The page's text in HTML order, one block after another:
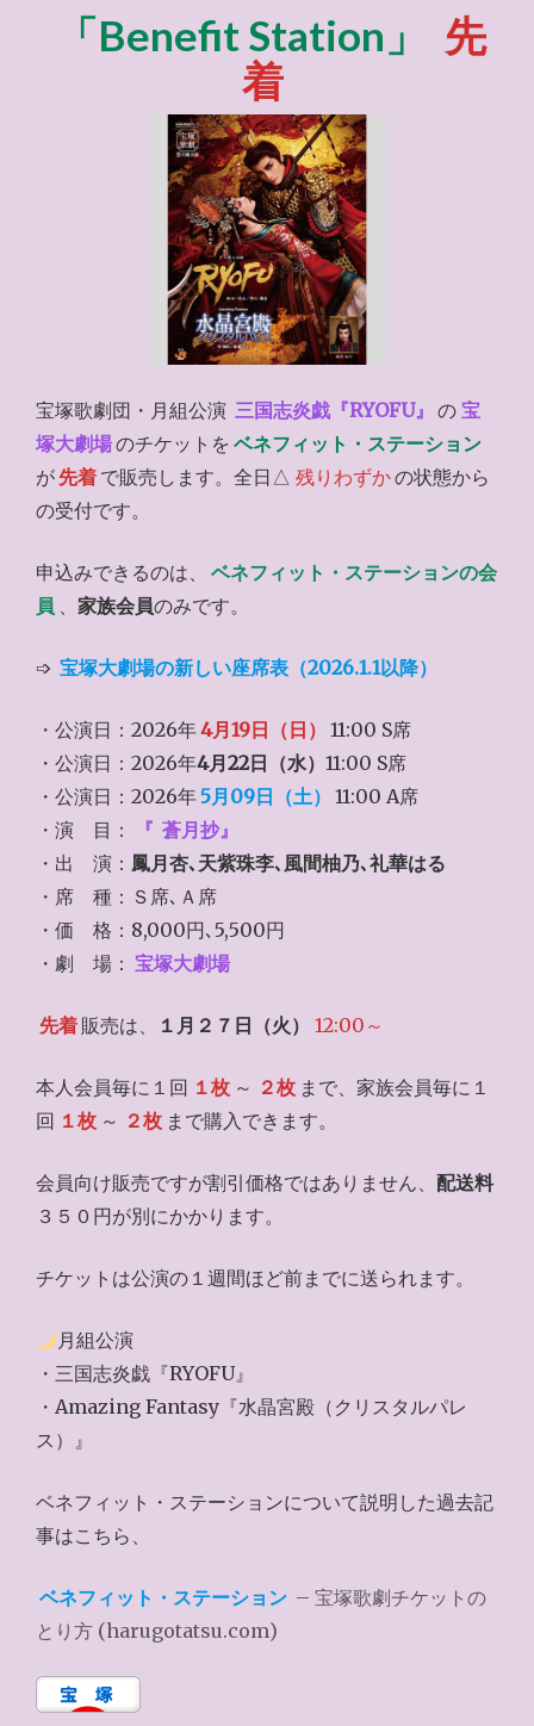
「Benefit Station」
先
着
宝塚歌劇団・月組公演 三国志炎戯『RYOFU』 の 宝
塚大劇場のチケットを ベネフィット・ステーション
が 先着 で販売します。全日△ 残りわずかの状態から
の受付です。
申込みできるのは、
ベネフィット・ステーションの会
員 、家族会員のみです。
➩ 宝塚大劇場の新しい座席表（2026.1.1以降）
・公演日：2026年4月19日（日）
11:00 S席
・公演日：2026年4月22日（水） 11:00 S席
・公演日：2026年5月09日（土）
11:00 A席
・演 目：
『 蒼月抄』
・出 演： 鳳月杏､天紫珠李､風間柚乃､礼華はる
・席 種：Ｓ席､Ａ席
・価 格：8,000円､5,500円
・劇 場： 宝塚大劇場
先着 販売は、 １月２７日（火） 12:00～
本人会員毎に１回 １枚 ～ ２枚 まで、家族会員毎に１
回 １枚 ～ ２枚 まで購入できます。
会員向け販売ですが割引価格ではありません、 配送料
３５０円が別にかかります。
チケットは公演の１週間ほど前までに送られます。
月組公演
・三国志炎戯『RYOFU』
・Amazing Fantasy『水晶宮殿（クリスタルパレ
ス）』
ベネフィット・ステーションについて説明した過去記
事はこちら、
ベネフィット・ステーション – 宝塚歌劇チケットの
とり方 (harugotatsu.com)